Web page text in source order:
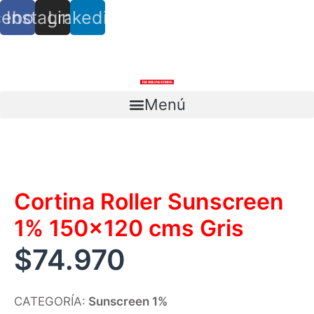
Instagram
Linkedin
Menú
Cortina Roller Sunscreen
1% 150×120 cms Gris
$74.970
CATEGORÍA: Sunscreen 1%